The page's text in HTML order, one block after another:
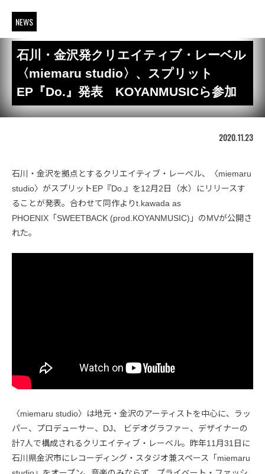
NEWS
石川・金沢発クリエイティブ・レーベル
〈miemaru studio〉、スプリット
EP『Do.』発表 KOYANMUSICら参加
2020.11.23
石川・金沢を拠点とするクリエイティブ・レーベル、〈miemaru
studio〉がスプリットEP『Do.』を12月2日（水）にリリースす
ることが発表。合わせて同作よりt.kawada as
PHOENIX「SWEETBACK (prod.KOYANMUSIC)」のMVが公開さ
れた。
〈miemaru studio〉は地元・金沢のアーティストを中心に、ラッ
パー、プロデューサー、DJ、 ビデオグラファー、デザイナーの
計7人で構成されるクリエイティブ・レーベル。昨年11月31日に
石川県金沢市にレコーディング・スタジオ兼スペース「miemaru